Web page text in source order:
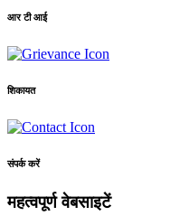
आर टी आई
शिकायत
संपर्क करें
महत्वपूर्ण वेबसाइटें